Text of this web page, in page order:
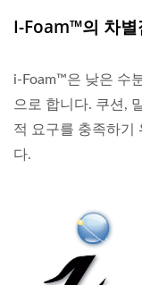
I-Foam™의 차별
i-Foam™은 낮은 수
으로 합니다. 쿠션,
적 요구를 충족하기
다.